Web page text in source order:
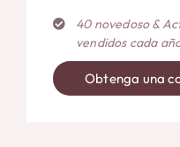
40 novedoso &
vendidos cada
Obtenga una